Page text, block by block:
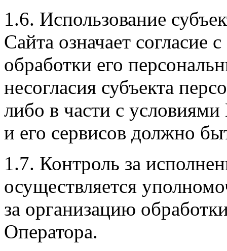
1.6. Использование
Сайта означает согласие
обработки его
несогласия субъекта
либо в части с
и его сервисов должно
1.7. Контроль за
осуществляется
за организацию
Оператора.